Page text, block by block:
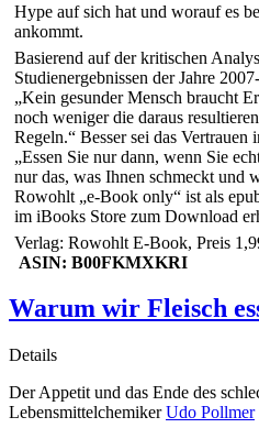
Hype auf sich hat und worauf es
ankommt.
Basierend auf der kritischen
Studienergebnissen der Jahre
„Kein gesunder Mensch braucht
noch weniger die daraus
Regeln.“ Besser sei das Vertrauen
„Essen Sie nur dann, wenn Sie
nur das, was Ihnen schmeckt und
Rowohlt „e-Book only“ ist als
im iBooks Store zum Download
Verlag: Rowohlt E-Book, Preis
ASIN: B00FKMXKRI
Warum wir Fleisch
Details
Der Appetit und das Ende des
LebensmittelchemikerUdo Pollmer